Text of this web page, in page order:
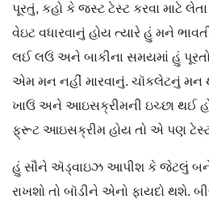
પૂરતું, કહો કે જસ્ટ ટેસ્ટ કરવા માટે
વેઇટ વધારવાનું હોય ત્યારે હું મને
લઈ લઉં અને બાકીના સમયમાં હું
એમ મન નહીં મારવાનું. ચૉકલેટનું
ખાઉં અને આઇસક્રીમની ઇચ્છા થઈ
ફ્રૂટ આઇસક્રીમ હોય તો એ પણ
હું સૌને ઍડ્વાઇઝ આપીશ કે જેટલું બને
રાખશો તો બૉડીને એનો ફાયદો થશે.